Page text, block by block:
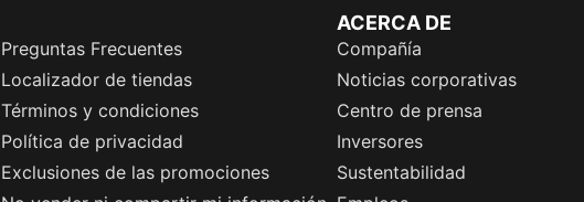
Preguntas Frecuentes
Localizador de tiendas
Términos y condiciones
Política de privacidad
Exclusiones de las promociones
ACERCA DE
Compañía
Noticias corporativas
Centro de prensa
Inversores
Sustentabilidad